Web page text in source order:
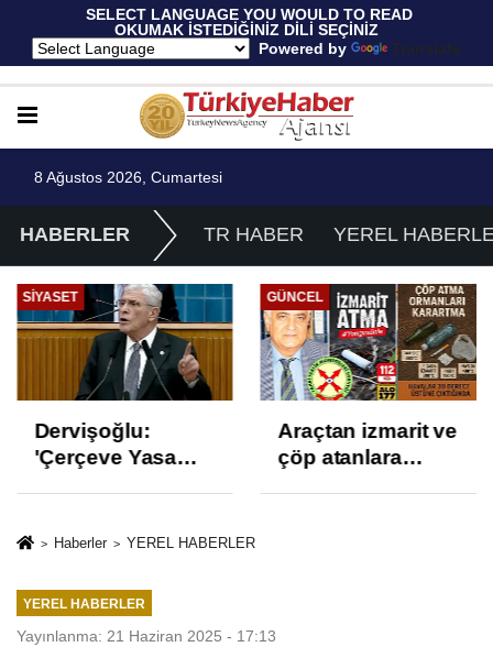
SELECT LANGUAGE YOU WOULD TO READ
OKUMAK İSTEDİĞİNİZ DİLİ SEÇİNİZ
Powered by
Translate
8 Ağustos 2026, Cumartesi
HABERLER TR HABER YEREL
SIYASET
Dervişoğlu:
'Çerçeve Yasa
ve İhanet
GÜNCEL
Araçtan izmarit ve
çöp atanlara
Haberler YEREL HABERLER
YEREL HABERLER
Yayınlanma: 21 Haziran 2025 - 17:13